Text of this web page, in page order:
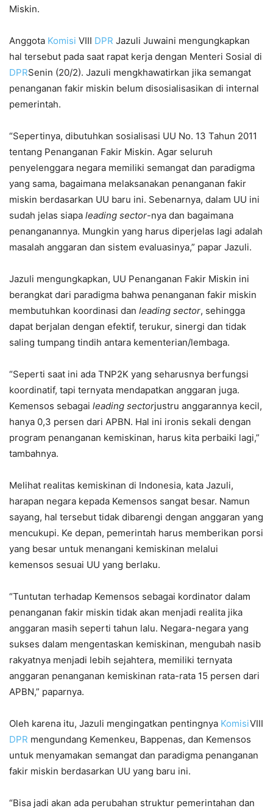
Miskin.
Anggota Komisi VIII DPR Jazuli Juwaini mengungkapkan
hal tersebut pada saat rapat kerja dengan Menteri Sosial di
DPRSenin (20/2). Jazuli mengkhawatirkan jika semangat
penanganan fakir miskin belum disosialisasikan di internal
pemerintah.
“Sepertinya, dibutuhkan sosialisasi UU No. 13 Tahun 2011
tentang Penanganan Fakir Miskin. Agar seluruh
penyelenggara negara memiliki semangat dan paradigma
yang sama, bagaimana melaksanakan penanganan fakir
miskin berdasarkan UU baru ini. Sebenarnya, dalam UU ini
sudah jelas siapa leading sector-nya dan bagaimana
penanganannya. Mungkin yang harus diperjelas lagi adalah
masalah anggaran dan sistem evaluasinya,” papar Jazuli.
Jazuli mengungkapkan, UU Penanganan Fakir Miskin ini
berangkat dari paradigma bahwa penanganan fakir miskin
membutuhkan koordinasi dan leading sector, sehingga
dapat berjalan dengan efektif, terukur, sinergi dan tidak
saling tumpang tindih antara kementerian/lembaga.
“Seperti saat ini ada TNP2K yang seharusnya berfungsi
koordinatif, tapi ternyata mendapatkan anggaran juga.
Kemensos sebagai leading sectorjustru anggarannya kecil,
hanya 0,3 persen dari APBN. Hal ini ironis sekali dengan
program penanganan kemiskinan, harus kita perbaiki lagi,”
tambahnya.
Melihat realitas kemiskinan di Indonesia, kata Jazuli,
harapan negara kepada Kemensos sangat besar. Namun
sayang, hal tersebut tidak dibarengi dengan anggaran yang
mencukupi. Ke depan, pemerintah harus memberikan porsi
yang besar untuk menangani kemiskinan melalui
kemensos sesuai UU yang berlaku.
“Tuntutan terhadap Kemensos sebagai kordinator dalam
penanganan fakir miskin tidak akan menjadi realita jika
anggaran masih seperti tahun lalu. Negara-negara yang
sukses dalam mengentaskan kemiskinan, mengubah nasib
rakyatnya menjadi lebih sejahtera, memiliki ternyata
anggaran penanganan kemiskinan rata-rata 15 persen dari
APBN,” paparnya.
Oleh karena itu, Jazuli mengingatkan pentingnya KomisiVIII
DPR mengundang Kemenkeu, Bappenas, dan Kemensos
untuk menyamakan semangat dan paradigma penanganan
fakir miskin berdasarkan UU yang baru ini.
“Bisa jadi akan ada perubahan struktur pemerintahan dan